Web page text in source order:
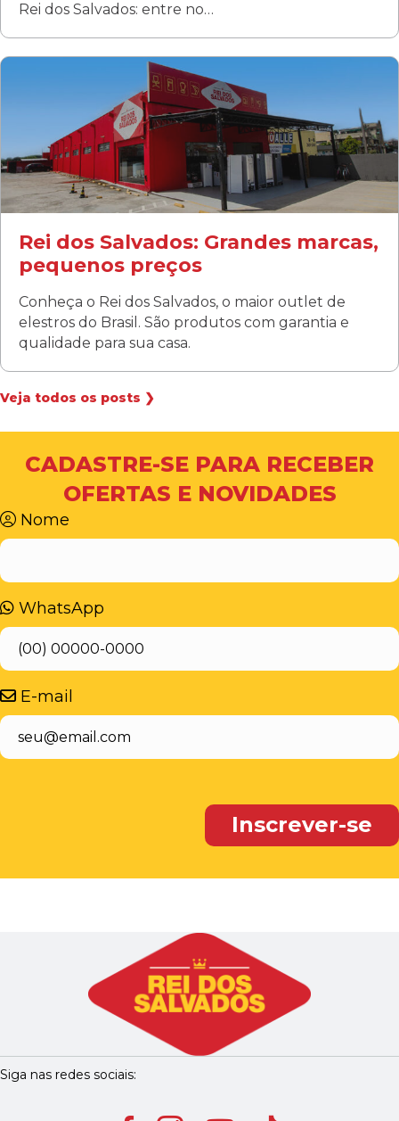
Fanny
Rua Albino Beatriz, 100 - Fanny, Curitiba –PR
Segunda a sábado: 09h00 às 19h00
Domingo: FECHADA
ÚLTIMOS DIAS DE LIQUIDAÇÃO!
(41) 3411-1754
(41) 99249-4620
Rei dos Salvados: entre no…
Rei dos Salvados: Grandes marcas,
pequenos preços
Conheça o Rei dos Salvados, o maior outlet de
elestros do Brasil. São produtos com garantia e
qualidade para sua casa.
Veja todos os posts ❯
CADASTRE-SE PARA RECEBER
OFERTAS E NOVIDADES
Nome
WhatsApp
E-mail
Siga nas redes sociais: